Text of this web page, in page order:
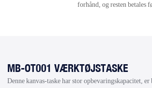
forhånd, og resten betales
MB-OT001 VÆRKTØJSTASKE
Denne kanvas-taske har stor opbevaringskapacitet,